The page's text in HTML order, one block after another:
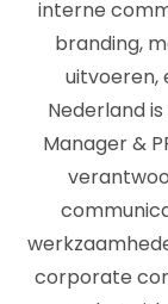
interne
branding,
uitvoeren,
Nederland
Manager &
corporate